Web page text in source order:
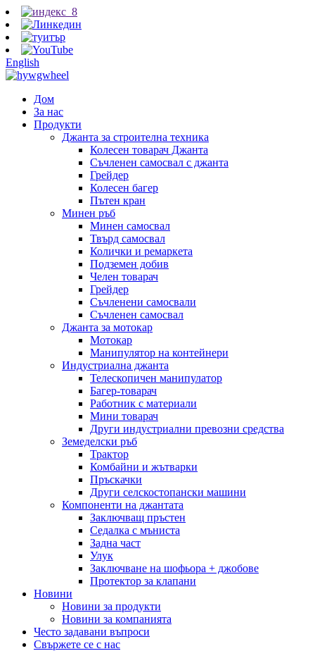
English
Дом
За нас
Продукти
Джанта за строителна техника
Колесен товарач Джанта
Съчленен самосвал с джанта
Грейдер
Колесен багер
Пътен кран
Минен ръб
Минен самосвал
Твърд самосвал
Колички и ремаркета
Подземен добив
Челен товарач
Грейдер
Съчленени самосвали
Съчленен самосвал
Джанта за мотокар
Мотокар
Манипулятор на контейнери
Индустриална джанта
Телескопичен манипулатор
Багер-товарач
Работник с материали
Мини товарач
Други индустриални превозни средства
Земеделски ръб
Трактор
Комбайни и жътварки
Пръскачки
Други селскостопански машини
Компоненти на джантата
Заключващ пръстен
Седалка с мъниста
Задна част
Улук
Заключване на шофьора + джобове
Протектор за клапани
Новини
Новини за продукти
Новини за компанията
Често задавани въпроси
Свържете се с нас